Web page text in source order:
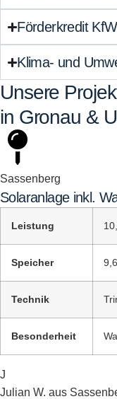
Förderkredit
Klima- und
Unsere
in Gronau &
Sassenberg
Solaranlage inkl.
Leistung
Speicher
Technik
Besonderheit
J
Julian W. aus